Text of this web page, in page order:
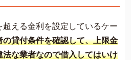
える金利を設定しているケー
の貸付条件を確認して、上限金
な業者なので借入してはいけ